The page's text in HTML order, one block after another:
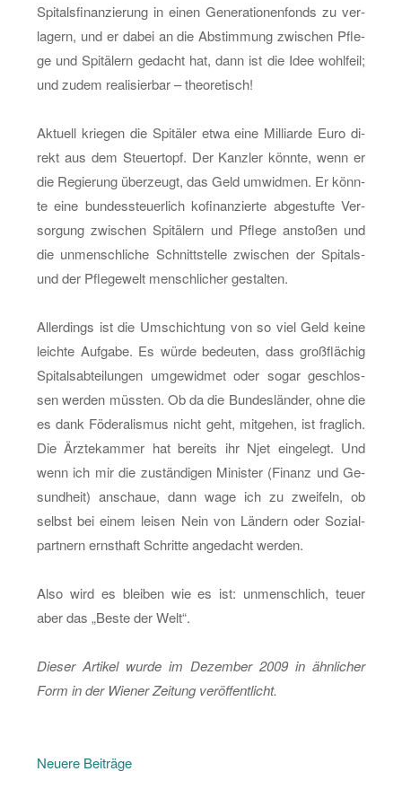
Spi­tals­fi­nan­zie­rung in einen Ge­ne­ra­tio­nen­fonds zu ver­
la­gern, und er dabei an die Ab­stim­mung zwi­schen Pfle­
ge und Spi­tä­lern ge­dacht hat, dann ist die Idee wohl­feil;
und zudem rea­li­sier­bar – theo­re­tisch!
Ak­tu­ell krie­gen die Spi­tä­ler etwa eine Mil­li­ar­de Euro di­
rekt aus dem Steu­er­topf. Der Kanz­ler könn­te, wenn er
die Re­gie­rung über­zeugt, das Geld um­wid­men. Er könn­
te eine bun­des­steu­er­lich ko­fi­nan­zier­te ab­ge­stuf­te Ver­
sor­gung zwi­schen Spi­tä­lern und Pfle­ge an­sto­ßen und
die un­mensch­li­che Schnitt­stel­le zwi­schen der Spi­tals-
und der Pfle­ge­welt mensch­li­cher ge­stal­ten.
Al­ler­dings ist die Um­schich­tung von so viel Geld keine
leich­te Auf­ga­be. Es würde be­deu­ten, dass groß­flä­chig
Spi­tals­ab­tei­lun­gen um­ge­wid­met oder sogar ge­schlos­
sen wer­den müss­ten. Ob da die Bun­des­län­der, ohne die
es dank Fö­de­ra­lis­mus nicht geht, mit­ge­hen, ist frag­lich.
Die Ärz­te­kam­mer hat be­reits ihr Njet ein­ge­legt. Und
wenn ich mir die zu­stän­di­gen Mi­nis­ter (Fi­nanz und Ge­
sund­heit) an­schaue, dann wage ich zu zwei­feln, ob
selbst bei einem lei­sen Nein von Län­dern oder So­zi­al­
part­nern ernst­haft Schrit­te an­ge­dacht wer­den.
Also wird es blei­ben wie es ist: un­mensch­lich, teuer
aber das „Beste der Welt“.
Die­ser Ar­ti­kel wurde im De­zem­ber 2009 in ähn­li­cher
Form in der Wie­ner Zei­tung ver­öf­fent­licht.
Beitragsnavigation
Neuere Beiträge